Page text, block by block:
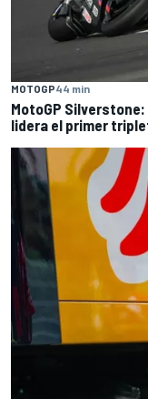
MOTOGP44 min
MotoGP
lidera el primer